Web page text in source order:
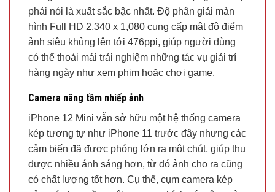
phải nói là xuất sắc bậc nhất. Độ phân giải màn
hình Full HD 2,340 x 1,080 cung cấp mật độ điểm
ảnh siêu khủng lên tới 476ppi, giúp người dùng
có thể thoải mái trải nghiệm những tác vụ giải trí
hàng ngày như xem phim hoặc chơi game.
Camera nâng tầm nhiếp ảnh
iPhone 12 Mini vẫn sở hữu một hệ thống camera
kép tương tự như iPhone 11 trước đây nhưng các
cảm biến đã được phóng lớn ra một chút, giúp thu
được nhiều ánh sáng hơn, từ đó ảnh cho ra cũng
có chất lượng tốt hơn. Cụ thể, cụm camera kép